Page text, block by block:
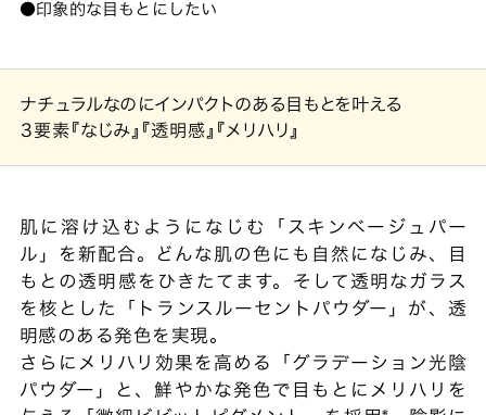
印象的な目もとにしたい
ナチュラルなのにインパクトのある目もとを叶える
3要素『なじみ』『透明感』『メリハリ』
肌に溶け込むようになじむ「スキンベージュパー
ル」を新配合。どんな肌の色にも自然になじみ、目
もとの透明感をひきたてます。そして透明なガラス
を核とした「トランスルーセントパウダー」が、透
明感のある発色を実現。
さらにメリハリ効果を高める「グラデーション光陰
パウダー」と、鮮やかな発色で目もとにメリハリを